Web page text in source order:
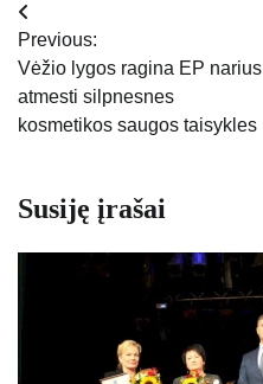
Navigacija
tarp
įrašų
Previous:
Vėžio lygos ragina EP narius
atmesti silpnesnes
kosmetikos saugos taisykles
Susiję įrašai